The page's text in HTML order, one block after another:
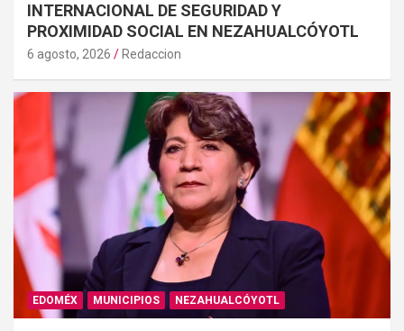
INTERNACIONAL DE SEGURIDAD Y
PROXIMIDAD SOCIAL EN NEZAHUALCÓYOTL
6 agosto, 2026 Redaccion
EDOMÉX MUNICIPIOS NEZAHUALCÓYOTL